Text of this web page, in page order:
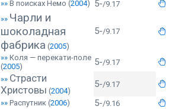
»» В поисках Немо (2004) 5-/9.17
»» Чарли и
шоколадная
фабрика (2005)
5-/9.17
»» Коля — перекати-поле
(2005) 5-/9.17
»» Страсти
Христовы (2004)
5-/9.17
»» Распутник (2006) 5-/9.16